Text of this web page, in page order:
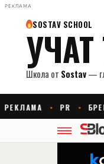
РЕКЛАМА